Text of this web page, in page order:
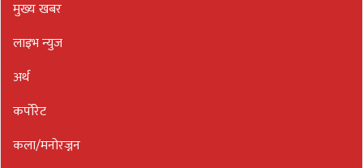
मुख्य खबर
लाइभ न्युज
अर्थ
कर्पोरेट
कला/मनोरज्नन